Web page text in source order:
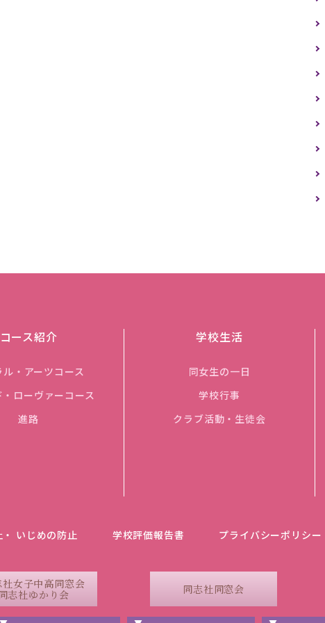
コース紹介
ル・アーツコース
・ローヴァーコース
進路
学校生活
同女生の一日
学校行事
クラブ活動・生徒会
いじめの防止 学校評価報告書 プライバシーポリシー
社女子中高同窓会
同志社ゆかり会
同志社同窓会